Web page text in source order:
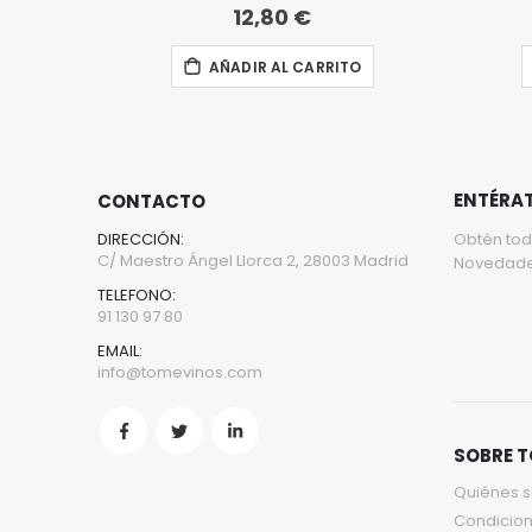
12,80 €
AÑADIR AL CARRITO
CONTACTO
DIRECCIÓN:
C/ Maestro Ángel Llorca 2, 28003 Madrid
TELEFONO:
91 130 97 80
EMAIL:
info@tomevinos.com
Obtén
SOBRE
Quiénes